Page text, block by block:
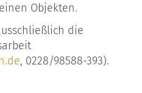
Objekten.
die
, 0228/98588-393).